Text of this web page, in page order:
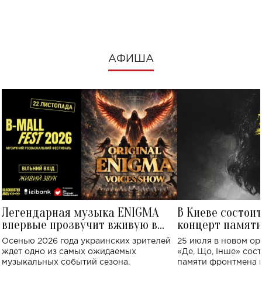
АФИША
Легендарная музыка ENIGMA
впервые прозвучит вживую в
Украине: где состоится концерт
Осенью 2026 года украинских зрителей
ждет одно из самых ожидаемых
музыкальных событий сезона.
В Киеве
концерт
Клименко:
исполнят песни
25 июля в новом
«Де, Що, Інше»
памяти фронтмена